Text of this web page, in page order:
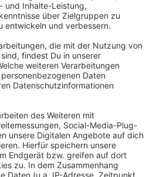
"cradle-to-cradle"
im Medienhafen
Rathaus in Oberbilk